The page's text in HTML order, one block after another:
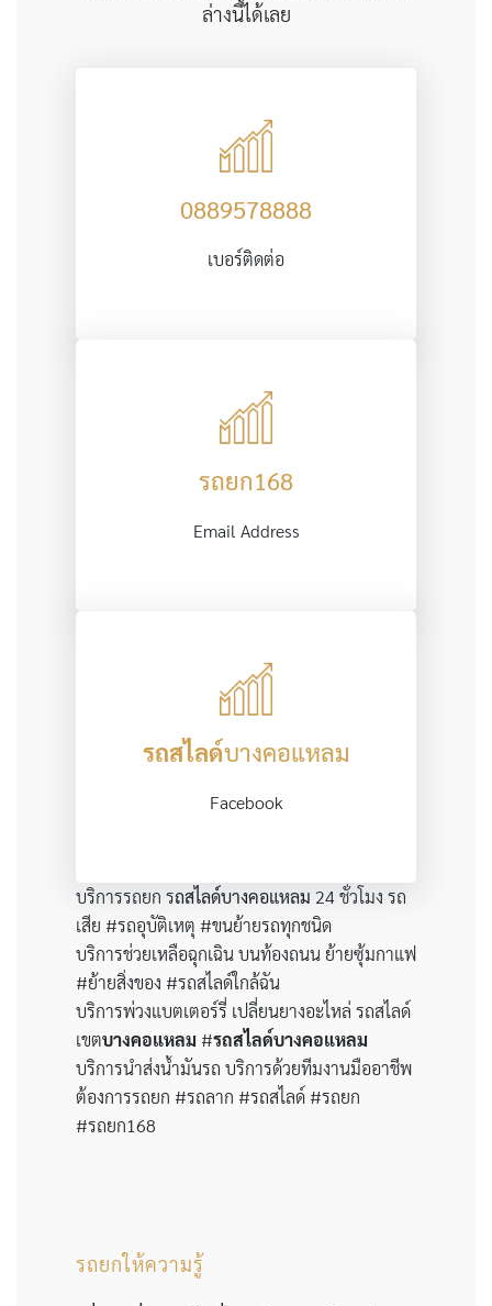
ล่างนี้ได้เลย
0889578888
เบอร์ติดต่อ
รถยก168
Email Address
รถสไลด์บางคอแหลม
Facebook
บริการรถยก รถสไลด์บางคอแหลม 24 ชั่วโมง รถ
เสีย #รถอุบัติเหตุ #ขนย้ายรถทุกชนิด
บริการช่วยเหลือฉุกเฉิน บนท้องถนน ย้ายซุ้มกาแฟ
#ย้ายสิ่งของ #รถสไลด์ใกล้ฉัน
บริการพ่วงแบตเตอร์รี่ เปลี่ยนยางอะไหล่ รถสไลด์
เขตบางคอแหลม #รถสไลด์บางคอแหลม
บริการนำส่งน้ำมันรถ บริการด้วยทีมงานมืออาชีพ
ต้องการรถยก #รถลาก #รถสไลด์ #รถยก
#รถยก168
รถยกให้ความรู้